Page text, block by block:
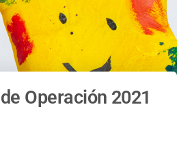
Operación 2021